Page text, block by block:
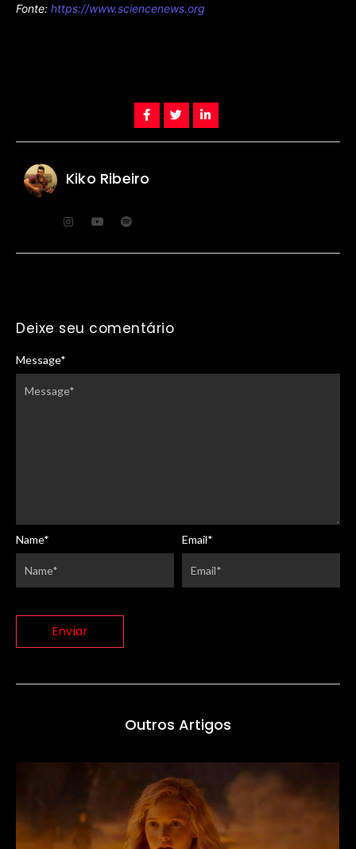
Fonte: https://www.sciencenews.org
Kiko Ribeiro
Deixe seu comentário
Message*
Name* Email*
Outros Artigos